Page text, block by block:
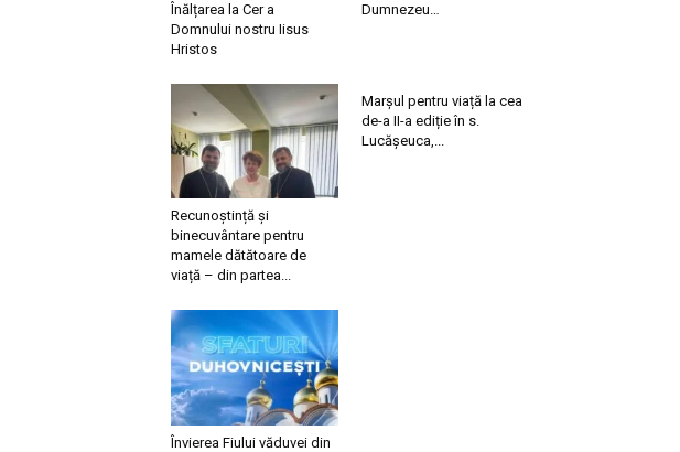
Înălțarea la Cer a
Domnului nostru Iisus
Hristos
Dumnezeu…
Recunoștință și
binecuvântare pentru
mamele dătătoare de
viață – din partea...
Marșul pentru viață la cea
de-a II-a ediție în s.
Lucășeuca,...
Învierea Fiului văduvei din